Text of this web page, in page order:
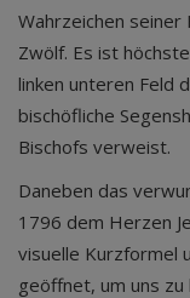
Wahrzeichen
Zwölf. Es ist
linken unteren Feld
bischöfliche
Bischofs verweist.
Daneben das
1796 dem Herzen
visuelle Kurzformel
geöffnet, um uns